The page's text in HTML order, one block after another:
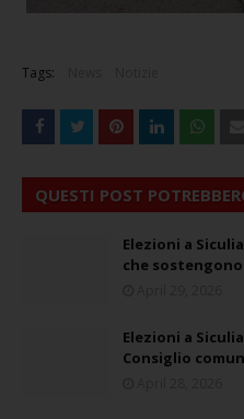
Tags:
QUESTI POST
Elezioni a
che
Elezioni a
Consiglio